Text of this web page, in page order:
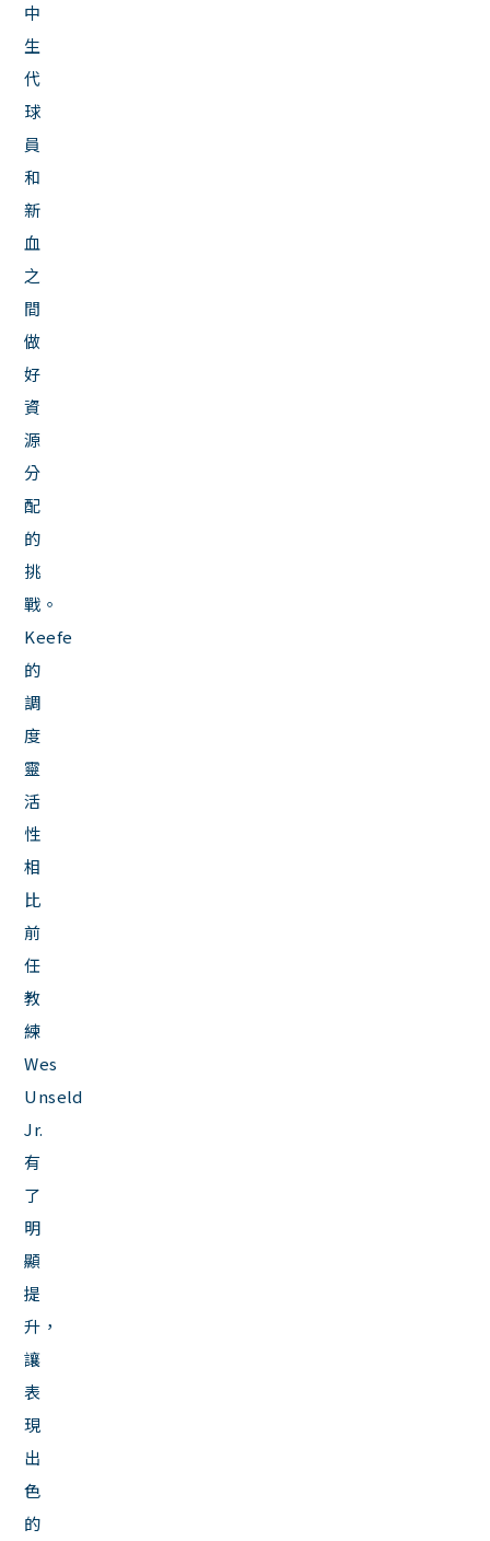
中
生
代
球
員
和
新
血
之
間
做
好
資
源
分
配
的
挑
戰。
Keefe
的
調
度
靈
活
性
相
比
前
任
教
練
Wes
Unseld
Jr.
有
了
明
顯
提
升，
讓
表
現
出
色
的